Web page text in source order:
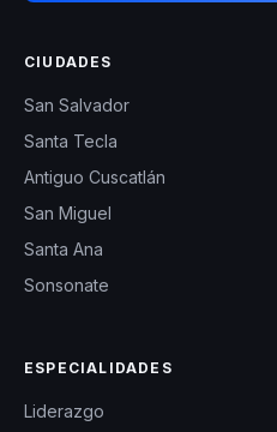
CIUDADES
San Salvador
Santa Tecla
Antiguo Cuscatlán
San Miguel
Santa Ana
Sonsonate
ESPECIALIDADES
Liderazgo